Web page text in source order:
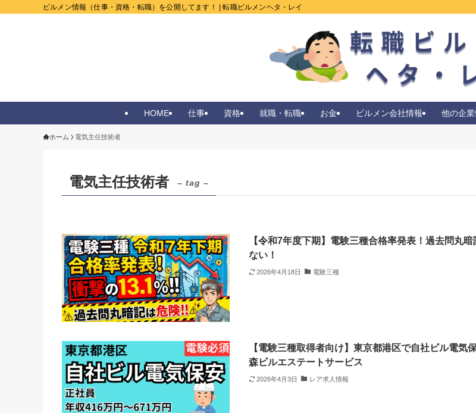
ビルメン情報（仕事・資格・転職）を公開してます！ | 転職ビルメンヘタ・レイ
HOME 仕事 資格 就職・転職 お金 ビルメン会社情報 他の企
ホーム 電気主任技術者
電気主任技術者 – tag –
【令和7年度下期】電験三種合格率発表！過去問丸
ない！
2026年4月18日 電験三種
【電験三種取得者向け】東京都港区で自社ビル電気
森ビルエステートサービス
2026年4月3日 レア求人情報